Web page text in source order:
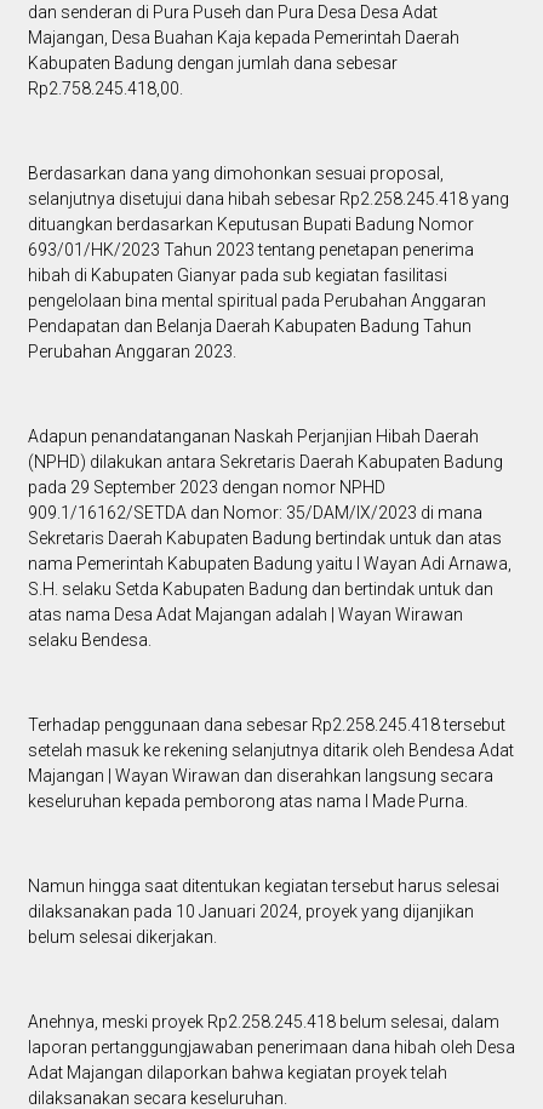
dan senderan di Pura Puseh dan Pura Desa Desa Adat
Majangan, Desa Buahan Kaja kepada Pemerintah Daerah
Kabupaten Badung dengan jumlah dana sebesar
Rp2.758.245.418,00.
Berdasarkan dana yang dimohonkan sesuai proposal,
selanjutnya disetujui dana hibah sebesar Rp2.258.245.418 yang
dituangkan berdasarkan Keputusan Bupati Badung Nomor
693/01/HK/2023 Tahun 2023 tentang penetapan penerima
hibah di Kabupaten Gianyar pada sub kegiatan fasilitasi
pengelolaan bina mental spiritual pada Perubahan Anggaran
Pendapatan dan Belanja Daerah Kabupaten Badung Tahun
Perubahan Anggaran 2023.
Adapun penandatanganan Naskah Perjanjian Hibah Daerah
(NPHD) dilakukan antara Sekretaris Daerah Kabupaten Badung
pada 29 September 2023 dengan nomor NPHD
909.1/16162/SETDA dan Nomor: 35/DAM/IX/2023 di mana
Sekretaris Daerah Kabupaten Badung bertindak untuk dan atas
nama Pemerintah Kabupaten Badung yaitu I Wayan Adi Arnawa,
S.H. selaku Setda Kabupaten Badung dan bertindak untuk dan
atas nama Desa Adat Majangan adalah | Wayan Wirawan
selaku Bendesa.
Terhadap penggunaan dana sebesar Rp2.258.245.418 tersebut
setelah masuk ke rekening selanjutnya ditarik oleh Bendesa Adat
Majangan | Wayan Wirawan dan diserahkan langsung secara
keseluruhan kepada pemborong atas nama I Made Purna.
Namun hingga saat ditentukan kegiatan tersebut harus selesai
dilaksanakan pada 10 Januari 2024, proyek yang dijanjikan
belum selesai dikerjakan.
Anehnya, meski proyek Rp2.258.245.418 belum selesai, dalam
laporan pertanggungjawaban penerimaan dana hibah oleh Desa
Adat Majangan dilaporkan bahwa kegiatan proyek telah
dilaksanakan secara keseluruhan.